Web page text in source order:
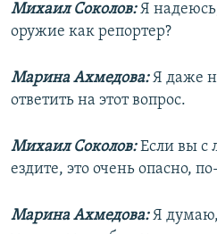
Михаил Соколов:Я
оружие как репортер?
Марина Ахмедова:Я даже
ответить на этот вопрос.
Михаил Соколов:Если вы с
ездите, это очень опасно,
Марина Ахмедова:Я